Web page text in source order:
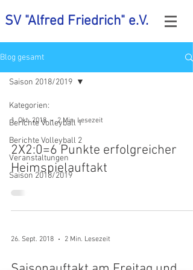
SV "Alfred Friedrich" e.V.
Blog gesamt
Kategorien:
Berichte Volleyball 1
Berichte Volleyball 2
Veranstaltungen
Saison 2018/2019
Saison 2018/2019
1. Okt. 2018 2 Min. Lesezeit
2X2:0=6 Punkte erfolgreicher
Heimspielauftakt
26. Sept. 2018 2 Min. Lesezeit